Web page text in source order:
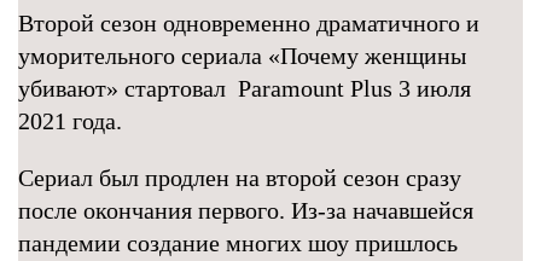
Второй сезон одновременно драматичного и
уморительного сериала «Почему женщины
убивают» стартовал Paramount Plus 3 июля
2021 года.
Сериал был продлен на второй сезон сразу
после окончания первого. Из-за начавшейся
пандемии создание многих шоу пришлось